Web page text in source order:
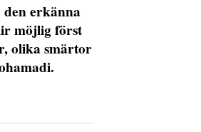
erkänna
möjlig först
olika smärtor